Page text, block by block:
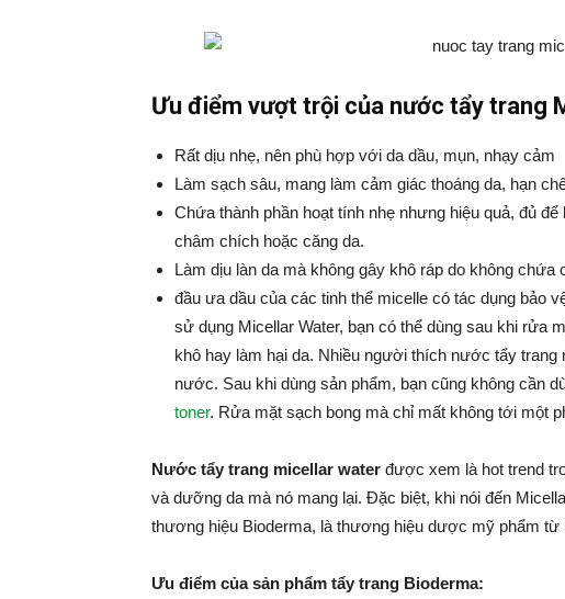
Ưu điểm vượt trội của nước tẩy trang
Rất dịu nhẹ, nên phù hợp với da dầu, mụn, nhạy cảm
Làm sạch sâu, mang làm cảm giác thoáng da, hạn
Chứa thành phần hoạt tính nhẹ nhưng hiệu quả, đủ
châm chích hoặc căng da.
Làm dịu làn da mà không gây khô ráp do không chứa
đầu ưa dầu của các tinh thể micelle có tác dụng bảo
sử dụng Micellar Water, bạn có thể dùng sau khi rửa
khô hay làm hại da. Nhiều người thích nước tẩy
nước. Sau khi dùng sản phẩm, bạn cũng không cần
toner. Rửa mặt sạch bong mà chỉ mất không tới một
Nước tẩy trang micellar water được xem là hot trend
và dưỡng da mà nó mang lại. Đặc biệt, khi nói đến
thương hiệu Bioderma, là thương hiệu dược mỹ phẩm từ
Ưu điểm của sản phẩm tẩy trang Bioderma: